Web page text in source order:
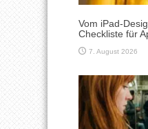
Vom iPad-
Checkliste für
7. August 2026